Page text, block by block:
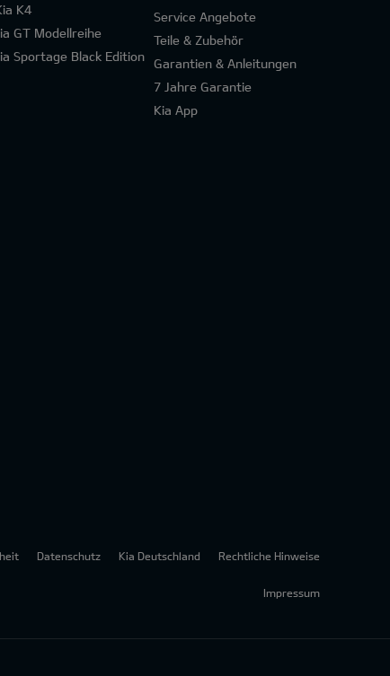
K4
GT Modellreihe
Sportage Black Edition
Service Angebote
Teile & Zubehör
Garantien & Anleitungen
7 Jahre Garantie
Kia App
Datenschutz Kia Deutschland Rechtliche Hinweise
Impressum